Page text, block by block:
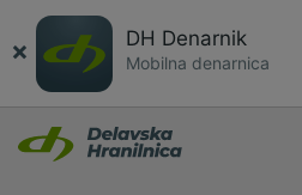
× DH Denarnik
Mobilna denarnica